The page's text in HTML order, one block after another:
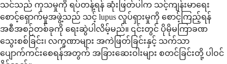
သင်သည် ကုသမှုကို ရပ်တန့်ရန် ဆုံးဖြတ်ပါက သင့်ကျန်းမာရေး
စောင့်ရှောက်မှုအဖွဲ့သည် သင့် lupus လှုပ်ရှားမှုကို စောင့်ကြည့်ရန်
အစီအစဉ်တစ်ခုကို ရေးဆွဲပါလိမ့်မည်။ ၎င်းတွင် ပိုမိုမကြာခဏ
သွေးစစ်ခြင်း၊ လက္ခဏာများ အကဲဖြတ်ခြင်းနှင့် သက်သာ
ပျောက်ကင်းစေရန်အတွက် အခြားဆေးဝါးများ စတင်ခြင်းတို့ ပါဝင်